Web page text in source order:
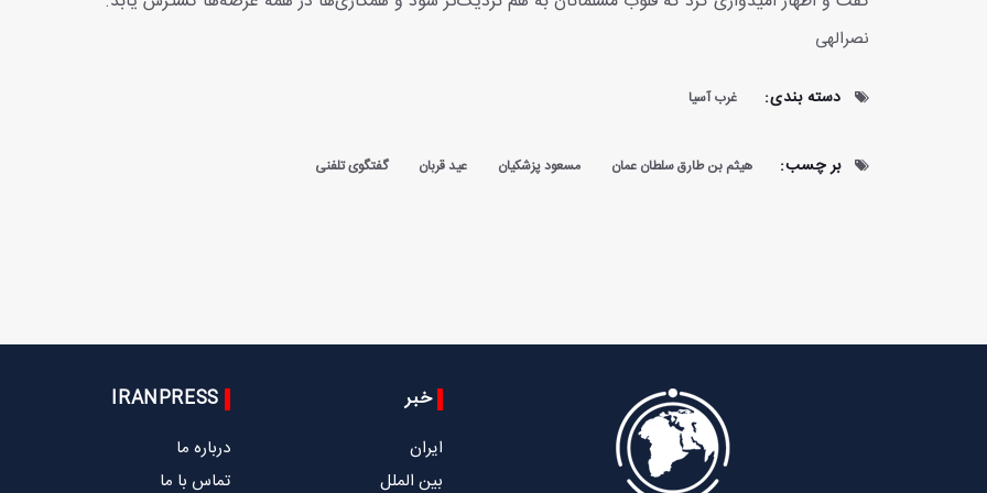
نصرالهی
دسته بندی: غرب آسیا
بر چسب: هیثم بن طارق سلطان عمان مسعود پزشکیان عید قربان گفتگوی تلفنی
خبر
ایران
بین الملل
IRANPRESS
درباره ما
تماس با ما